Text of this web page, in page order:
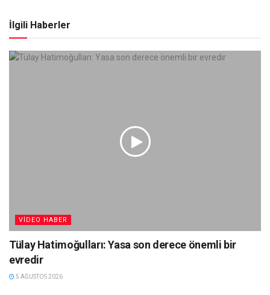
İlgili Haberler
VIDEO HABER
Tülay Hatimoğulları: Yasa son derece önemli bir
evredir
5 AĞUSTOS 2026